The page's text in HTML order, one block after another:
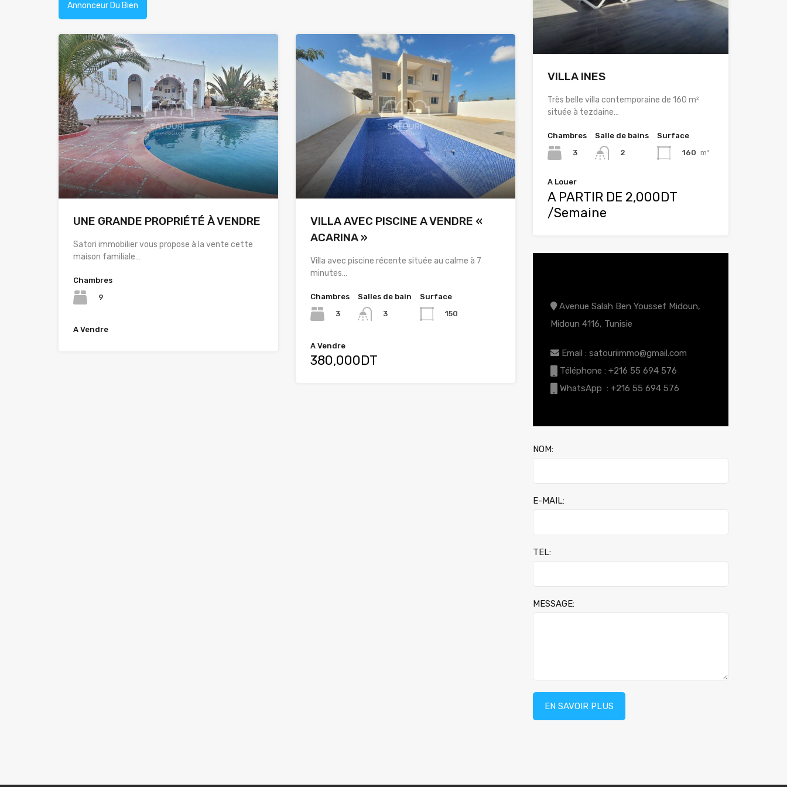
Annonceur Du Bien
UNE GRANDE PROPRIÉTÉ À VENDRE
Satori immobilier vous propose à la vente cette
maison familiale…
Chambres
9
A Vendre
VILLA AVEC PISCINE A VENDRE «
ACARINA »
Villa avec piscine récente située au calme à 7
minutes…
Chambres
3
Salles de bain
3
Surface
150
A Vendre
380,000DT
VILLA INES
Très belle villa contemporaine de 160 m²
située à tezdaine…
Chambres
3
Salle de bains
2
Surface
160 m²
A Louer
A PARTIR DE 2,000DT
/Semaine
Avenue Salah Ben Youssef Midoun,
Midoun 4116, Tunisie
Email : satouriimmo@gmail.com
Téléphone : +216 55 694 576
WhatsApp : +216 55 694 576
NOM:
E-MAIL:
TEL:
MESSAGE: